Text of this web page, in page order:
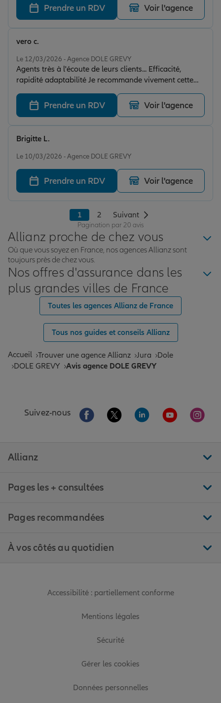
Prendre un RDV Voir l'agence
Le 12/03/2026 - Agence DOLE GREVY
Agents très à l'écoute de leurs clients... Efficacité,
rapidité adaptabilité Je recommande vivement cette
agence
vero c.
Prendre un RDV Voir l'agence
Le 10/03/2026 - Agence DOLE GREVY
Brigitte L.
Prendre un RDV Voir l'agence
1 2 Suivant
Pagination par 20 avis
Allianz proche de chez vous
Où que vous soyez en France, nos agences Allianz sont
toujours près de chez vous.
Nos offres d'assurance dans les
plus grandes villes de France
Toutes les agences Allianz de France
Tous nos guides et conseils Allianz
Accueil Trouver une agence Allianz Jura
Dole
DOLE GREVY Avis agence DOLE GREVY
Suivez-nous Aller sur la page Facebook de Allianz
Aller sur la page Twitter de
Aller sur la page
Aller sur la
Aller
Allianz
Pages les + consultées
Pages recommandées
À vos côtés au quotidien
Accessibilité : partiellement conforme
Mentions légales
Sécurité
Gérer les cookies
Données personnelles